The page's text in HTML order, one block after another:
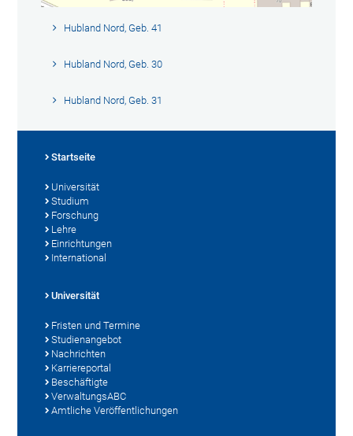
Hubland Nord, Geb. 41
Hubland Nord, Geb. 30
Hubland Nord, Geb. 31
Startseite
Universität
Studium
Forschung
Lehre
Einrichtungen
International
Universität
Fristen und Termine
Studienangebot
Nachrichten
Karriereportal
Beschäftigte
VerwaltungsABC
Amtliche Veröffentlichungen